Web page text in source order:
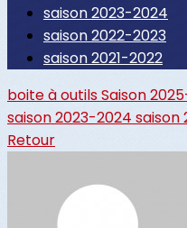
saison 2023-2024
saison 2022-2023
saison 2021-2022
boite à outilsSaison
saison 2023-2024 saison
Retour